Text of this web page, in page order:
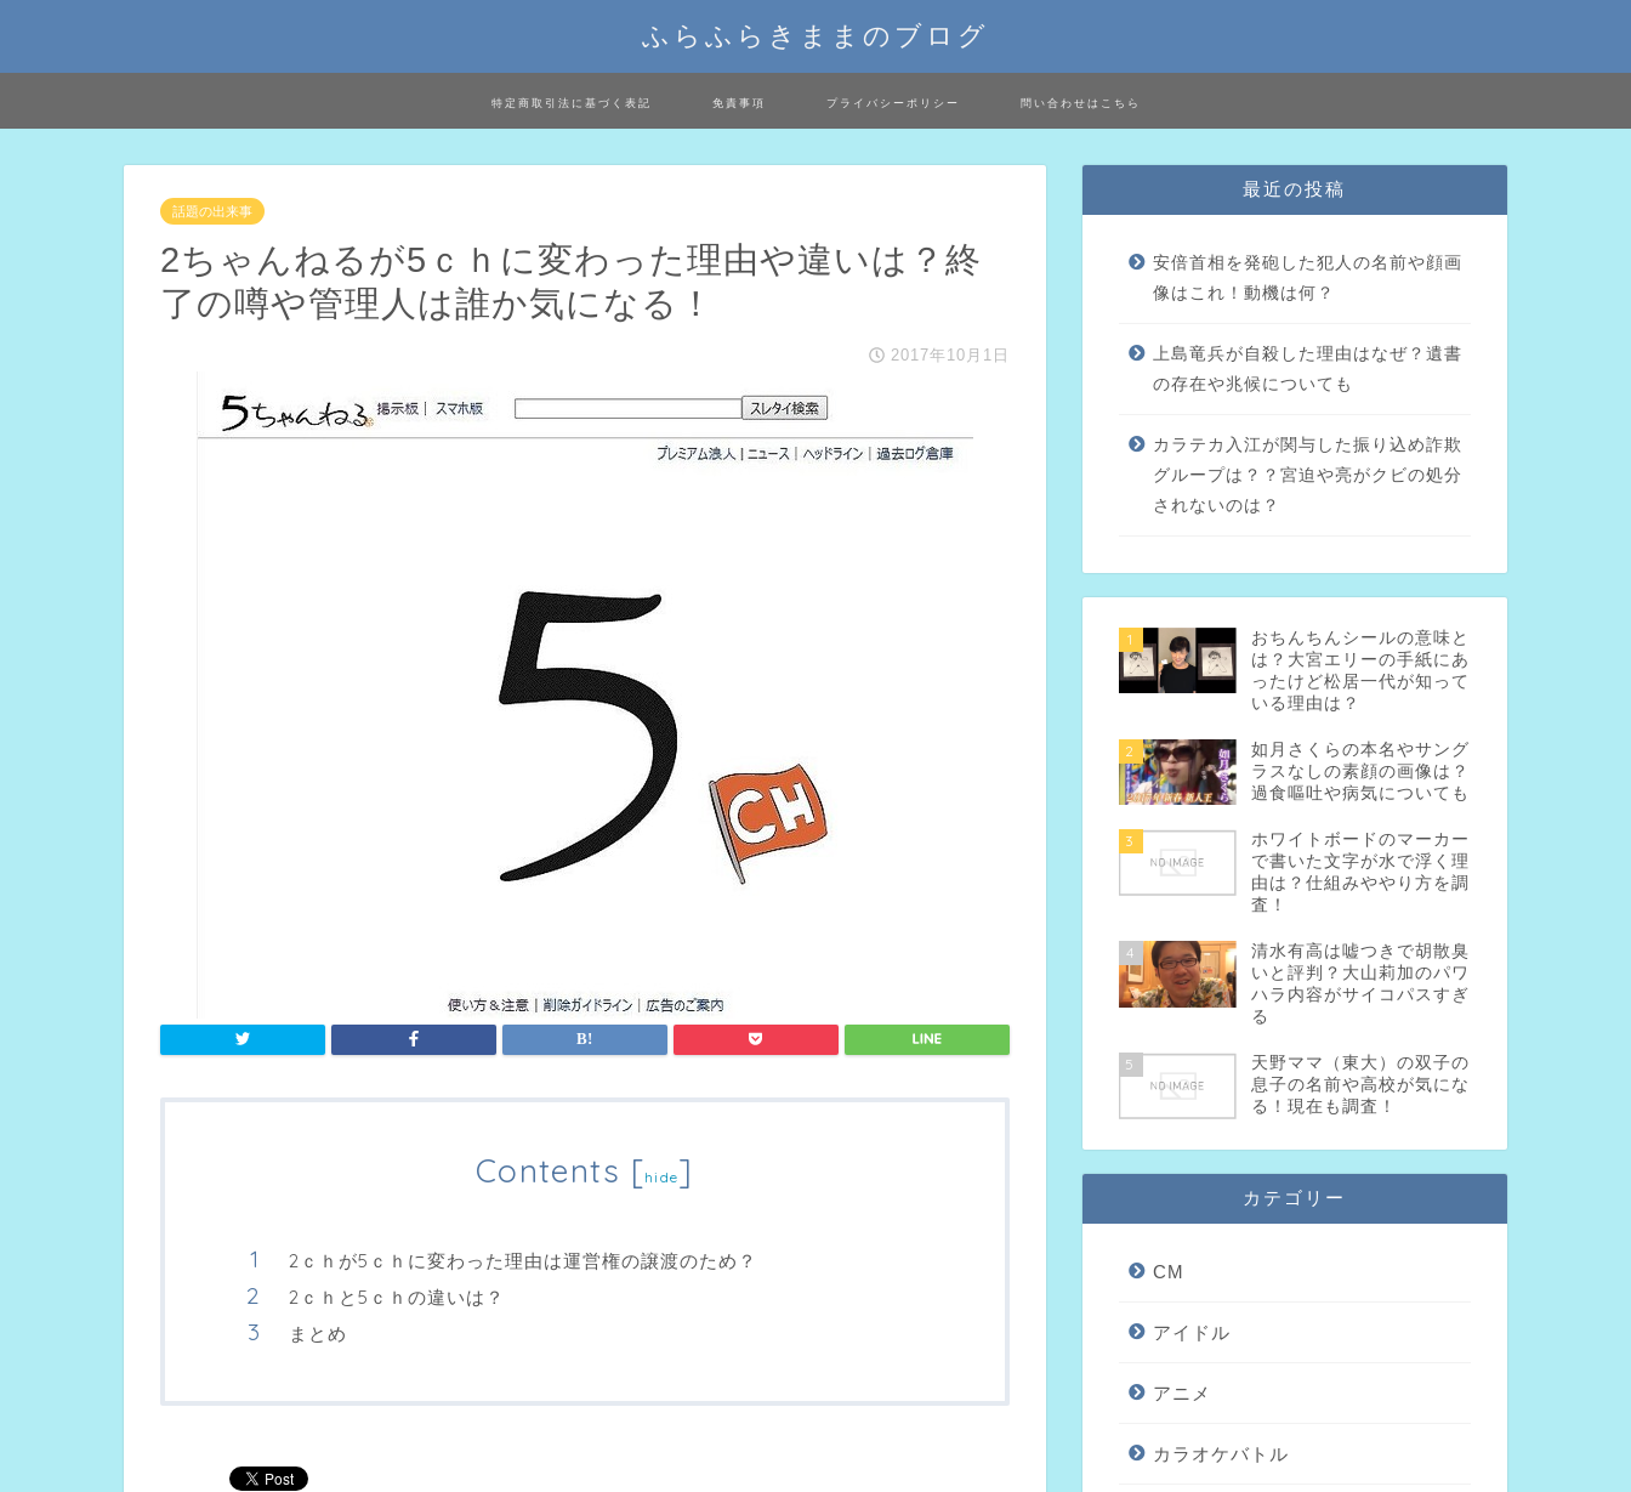
ふらふらきままのブログ
特定商取引法に基づく表記 免責事項 プライバシーポリシー 問い合わせはこちら
話題の出来事
2ちゃんねるが5ｃｈに変わった理由や違いは？終
了の噂や管理人は誰か気になる！
2017年10月1日
Contents [hide]
2ｃｈが5ｃｈに変わった理由は運営権の譲渡のため？
2ｃｈと5ｃｈの違いは？
まとめ
最近の投稿
安倍首相を発砲した犯人の名前や顔画
像はこれ！動機は何？
上島竜兵が自殺した理由はなぜ？遺書
の存在や兆候についても
カラテカ入江が関与した振り込め詐欺
グループは？？宮迫や亮がクビの処分
されないのは？
1
おちんちんシールの意味と
は？大宮エリーの手紙にあ
ったけど松居一代が知って
いる理由は？
2
如月さくらの本名やサング
ラスなしの素顔の画像は？
過食嘔吐や病気についても
3
ホワイトボードのマーカー
で書いた文字が水で浮く理
由は？仕組みややり方を調
査！
4
清水有高は嘘つきで胡散臭
いと評判？大山莉加のパワ
ハラ内容がサイコパスすぎ
る
5
天野ママ（東大）の双子の
息子の名前や高校が気にな
る！現在も調査！
カテゴリー
CM
アイドル
アニメ
カラオケバトル